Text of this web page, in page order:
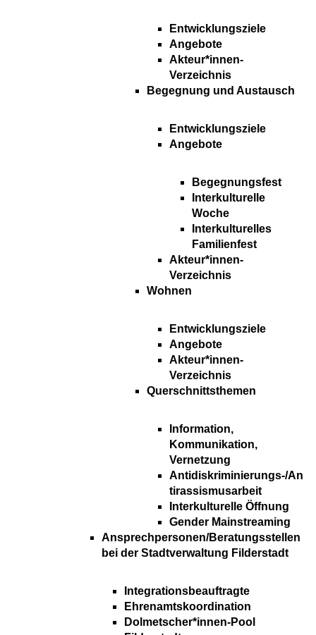
Entwicklungsziele
Angebote
Akteur*innen-
Verzeichnis
Begegnung und Austausch
Entwicklungsziele
Angebote
Begegnungsfest
Interkulturelle
Woche
Interkulturelles
Familienfest
Akteur*innen-
Verzeichnis
Wohnen
Entwicklungsziele
Angebote
Akteur*innen-
Verzeichnis
Querschnittsthemen
Information,
Kommunikation,
Vernetzung
Antidiskriminierungs-/An
tirassismusarbeit
Interkulturelle Öffnung
Gender Mainstreaming
Ansprechpersonen/Beratungsstellen
bei der Stadtverwaltung Filderstadt
Integrationsbeauftragte
Ehrenamtskoordination
Dolmetscher*innen-Pool